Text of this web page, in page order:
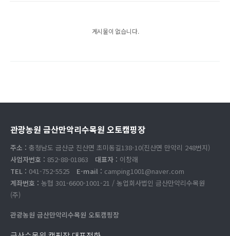
게시물이 없습니다.
관광농원 금산만악리수목원 오토캠핑장
주소 : 충청남도 금산군 진산면 초미동길138-10(진산면 만악리 248번지)
사업자번호 : 852-88-01863 대표자 : 이창래
TEL : 041-752-5525 E-mail : camping1001@naver.com
계좌번호 : 농협 301-6600-1001-21 / 농업회사법인 금산만악리수목원
(주)
관광농원 금산만악리수목원 오토캠핑장